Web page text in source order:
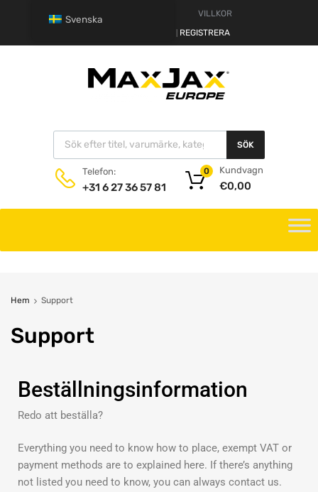
VILLKOR
REGISTRERA
SÖK
Telefon:
+31 6 27 36 57 81
Kundvagn
€0,00
0
Hem Support
Support
Beställningsinformation
Redo att beställa?
Everything you need to know how to place, exempt VAT or
payment methods are to explained here. If there’s anything
not listed you need to know, you can always contact us.
Svenska